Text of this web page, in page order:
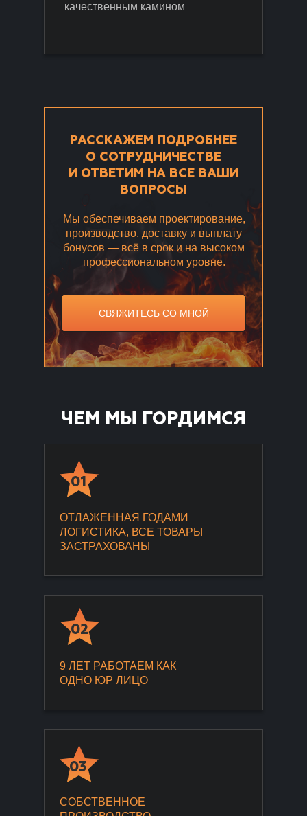
качественным камином
Мы обеспечиваем проектирование,
производство, доставку и выплату
бонусов — всё в срок и на высоком
профессиональном уровне.
РАССКАЖЕМ ПОДРОБНЕЕ
О СОТРУДНИЧЕСТВЕ
И ОТВЕТИМ НА ВСЕ ВАШИ
ВОПРОСЫ
СВЯЖИТЕСЬ СО МНОЙ
ЧЕМ МЫ ГОРДИМСЯ
9 ЛЕТ РАБОТАЕМ КАК
ОДНО ЮР ЛИЦО
ОТЛАЖЕННАЯ ГОДАМИ
ЛОГИСТИКА, ВСЕ ТОВАРЫ
ЗАСТРАХОВАНЫ
СОБСТВЕННОЕ
01
02
03